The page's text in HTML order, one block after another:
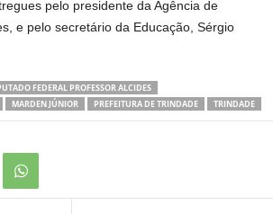
pelo presidente da Agência de
e pelo secretário da Educação, Sérgio
FEDERAL PROFESSOR ALCIDES
MARDEN JÚNIOR PREFEITURA DE TRINDADE TRINDADE